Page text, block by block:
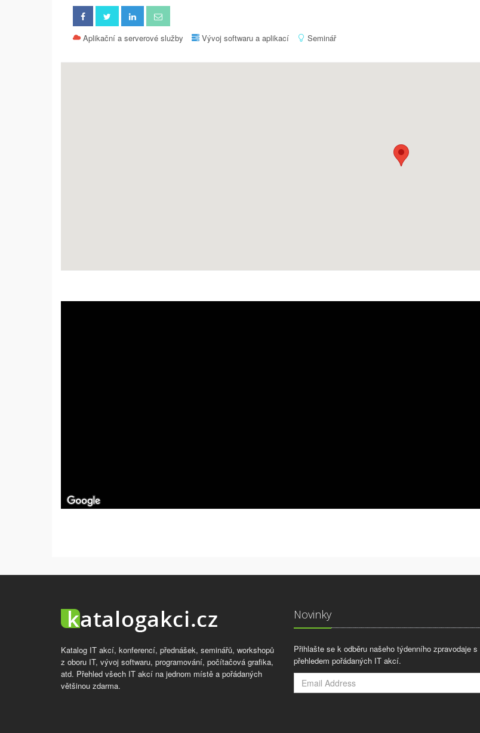
Aplikační a serverové služby Vývoj softwaru a aplikací Seminář
Katalog IT akcí, konferencí, přednášek, seminářů, workshopů
z oboru IT, vývoj softwaru, programování, počítačová grafika,
atd. Přehled všech IT akcí na jednom místě a pořádaných
většinou zdarma.
Novinky
Přihlašte se k odběru našeho týdenního zpravodaje s
přehledem pořádaných IT akcí.